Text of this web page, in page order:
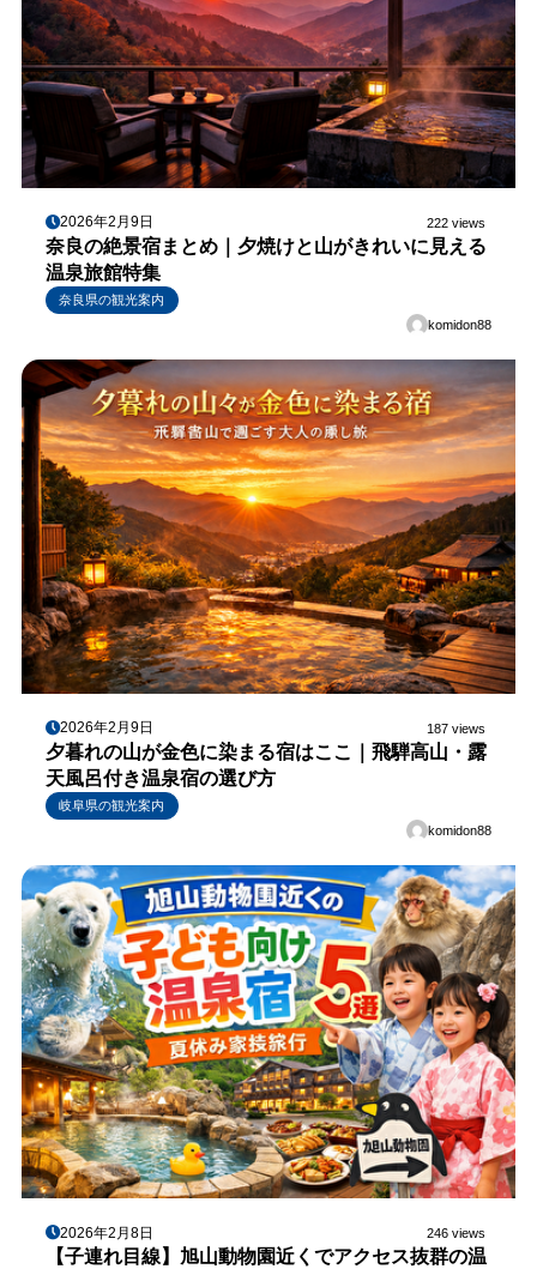
2026年2月9日 222 views
奈良の絶景宿まとめ｜夕焼けと山がきれいに見える
温泉旅館特集
奈良県の観光案内
komidon88
2026年2月9日 187 views
夕暮れの山が金色に染まる宿はここ｜飛騨高山・露
天風呂付き温泉宿の選び方
岐阜県の観光案内
komidon88
2026年2月8日 246 views
【子連れ目線】旭山動物園近くでアクセス抜群の温